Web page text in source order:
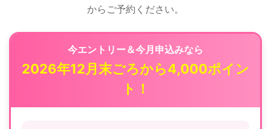
からご予約ください。
今エントリー＆今月申込みなら
2026年12月末ごろから4,000ポイン
ト！